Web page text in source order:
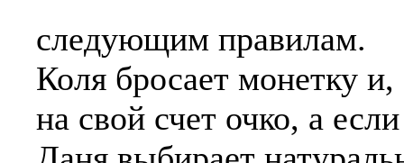
следующим правилам.
Коля бросает монетку
на свой счет очко, а